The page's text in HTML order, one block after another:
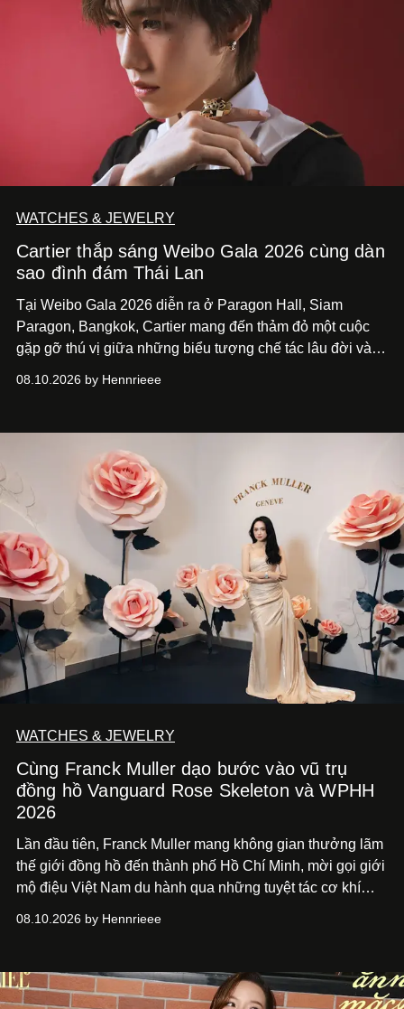
WATCHES & JEWELRY
Cartier thắp sáng Weibo Gala 2026 cùng dàn
sao đình đám Thái Lan
Tại Weibo Gala 2026 diễn ra ở Paragon Hall, Siam
Paragon, Bangkok, Cartier mang đến thảm đỏ một cuộc
gặp gỡ thú vị giữa những biểu tượng chế tác lâu đời và
Lan. Sáu gương mặt gồm Tor Thanapob, Jeff Satur, PP
xuất hiện trong những thiết kế Cartier, mỗi người lựa chọn
một ngôn ngữ riêng để diễn giải tinh thần của Maison.
08.10.2026 by Hennrieee
WATCHES & JEWELRY
Cùng Franck Muller dạo bước vào vũ trụ
đồng hồ Vanguard Rose Skeleton và WPHH
2026
Lần đầu tiên, Franck Muller mang không gian thưởng lãm
thế giới đồng hồ đến thành phố Hồ Chí Minh, mời gọi giới
mộ điệu Việt Nam du hành qua những tuyệt tác cơ khí
vừa ra mắt tại sự kiện WPHH 2026.
08.10.2026 by Hennrieee